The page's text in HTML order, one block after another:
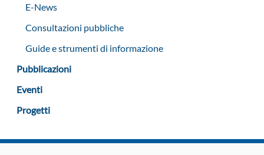
E-News
Consultazioni pubbliche
Guide e strumenti di informazione
Pubblicazioni
Eventi
Progetti